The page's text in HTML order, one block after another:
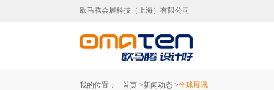
欧马腾会展科技（上海）有限公司
我的位置： 首页 >新闻动态 >全球展讯